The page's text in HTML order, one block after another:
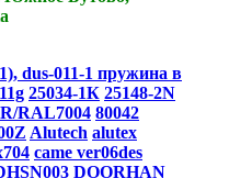
dus-011-1 пружина в
25034-1К 25148-2N
RAL7004 80042
Alutech alutex
came ver06des
DOORHAN